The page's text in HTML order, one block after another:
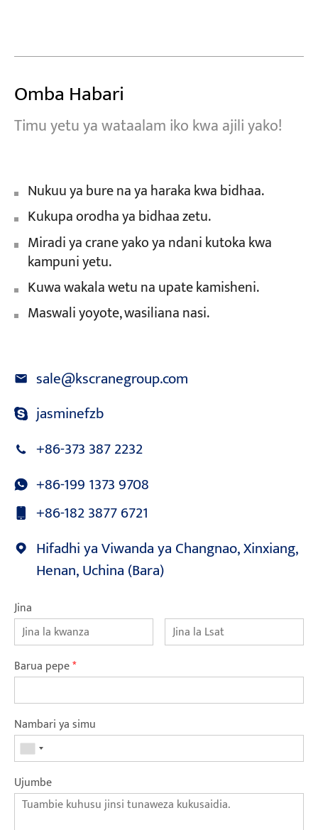
Omba Habari
Timu yetu ya wataalam iko kwa ajili yako!
Nukuu ya bure na ya haraka kwa bidhaa.
Kukupa orodha ya bidhaa zetu.
Miradi ya crane yako ya ndani kutoka kwa
kampuni yetu.
Kuwa wakala wetu na upate kamisheni.
Maswali yoyote, wasiliana nasi.
sale@kscranegroup.com
jasminefzb
+86-373 387 2232
+86-199 1373 9708
+86-182 3877 6721
Hifadhi ya Viwanda ya Changnao, Xinxiang,
Henan, Uchina (Bara)
Jina
Barua pepe*
Nambari ya simu
Ujumbe